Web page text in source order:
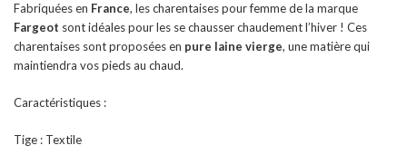
Fabriquées en France, les charentaises pour femme de la marque
Fargeot sont idéales pour les se chausser chaudement l’hiver ! Ces
charentaises sont proposées en pure laine vierge, une matière qui
maintiendra vos pieds au chaud.
Caractéristiques :
Tige : Textile